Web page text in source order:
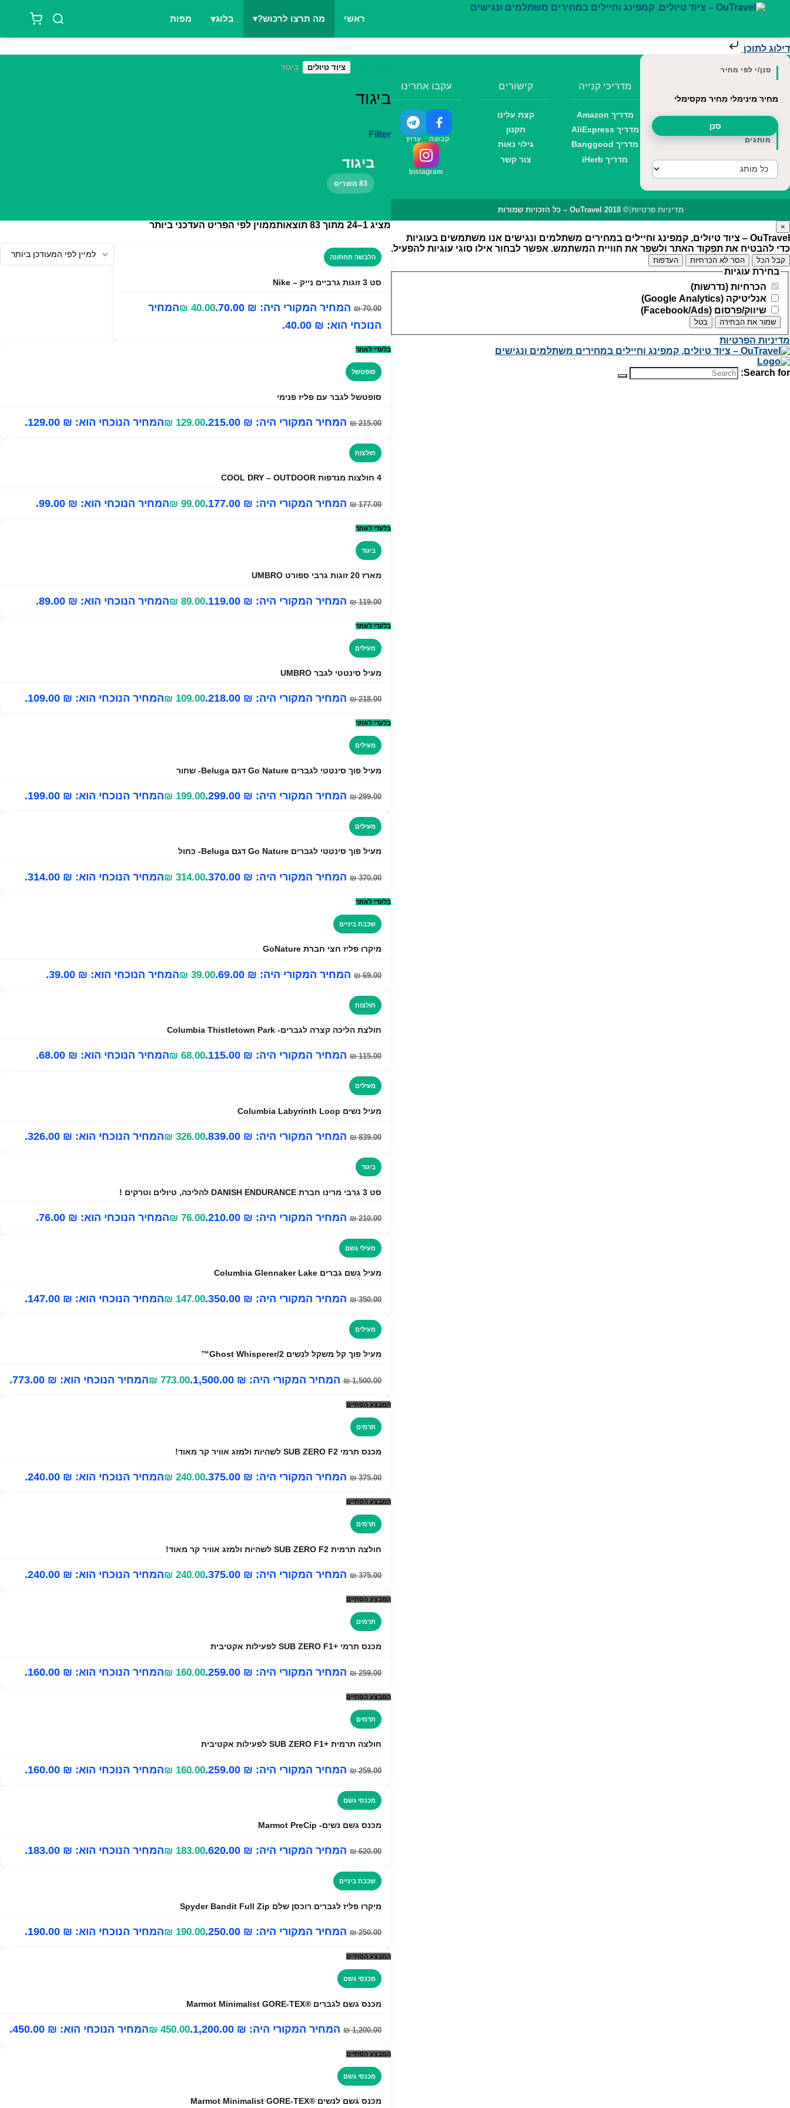
ראשי מה תרצו לרכוש? בלוג מפות
דילוג לתוכן
סנן/י לפי מחיר
מחיר מינימלי מחיר מקסימלי
סנן
מותגים
ציוד טיולים ביגוד
ביגוד
Filter
ביגוד
83 מוצרים
מציג 1–24 מתוך 83 תוצאות ממוין לפי הפריט העדכני ביותר
למיין לפי המעודכן ביותר הלבשה תחתונה
סט 3 זוגות גרביים נייק – Nike
₪70.00 המחיר המקורי היה: ₪ 70.00. ₪ 40.00
המחיר
הנוכחי הוא: ₪ 40.00.
בלעדי לאתר
סופטשל
סופטשל לגבר עם פליז פנימי
₪215.00 המחיר המקורי היה: ₪ 215.00. ₪ 129.00 המחיר הנוכחי הוא: ₪ 129.00.
חולצות
4 חולצות מנדפות COOL DRY – OUTDOOR
₪177.00 המחיר המקורי היה: ₪ 177.00. ₪ 99.00 המחיר הנוכחי הוא: ₪ 99.00.
בלעדי לאתר
ביגוד
מארז 20 זוגות גרבי ספורט UMBRO
₪119.00 המחיר המקורי היה: ₪ 119.00. ₪ 89.00 המחיר הנוכחי הוא: ₪ 89.00.
בלעדי לאתר
מעילים
מעיל סינטטי לגבר UMBRO
₪218.00 המחיר המקורי היה: ₪ 218.00. ₪ 109.00 המחיר הנוכחי הוא: ₪ 109.00.
בלעדי לאתר
מעילים
מעיל פוך סינטטי לגברים Go Nature דגם Beluga- שחור
₪299.00 המחיר המקורי היה: ₪ 299.00. ₪ 199.00 המחיר הנוכחי הוא: ₪ 199.00.
מעילים
מעיל פוך סינטטי לגברים Go Nature דגם Beluga- כחול
₪370.00 המחיר המקורי היה: ₪ 370.00. ₪ 314.00 המחיר הנוכחי הוא: ₪ 314.00.
בלעדי לאתר
שכבת ביניים
מיקרו פליז חצי חברת GoNature
₪69.00 המחיר המקורי היה: ₪ 69.00. ₪ 39.00 המחיר הנוכחי הוא: ₪ 39.00.
חולצות
חולצת הליכה קצרה לגברים- Columbia Thistletown Park
₪115.00 המחיר המקורי היה: ₪ 115.00. ₪ 68.00 המחיר הנוכחי הוא: ₪ 68.00.
מעילים
מעיל נשים Columbia Labyrinth Loop
₪839.00 המחיר המקורי היה: ₪ 839.00. ₪ 326.00 המחיר הנוכחי הוא: ₪ 326.00.
ביגוד
סט 3 גרבי מרינו חברת DANISH ENDURANCE להליכה, טיולים וטרקים !
₪210.00 המחיר המקורי היה: ₪ 210.00. ₪ 76.00 המחיר הנוכחי הוא: ₪ 76.00.
מעילי גשם
מעיל גשם גברים Columbia Glennaker Lake
₪350.00 המחיר המקורי היה: ₪ 350.00. ₪ 147.00 המחיר הנוכחי הוא: ₪ 147.00.
מעילים
מעיל פוך קל משקל לנשים Ghost Whisperer/2™
₪1,500.00 המחיר המקורי היה: ₪ 1,500.00. ₪ 773.00 המחיר הנוכחי הוא: ₪ 773.00.
המבצע הסתיים
תרמים
מכנס תרמי SUB ZERO F2 לשהיות ולמזג אוויר קר מאוד!
₪375.00 המחיר המקורי היה: ₪ 375.00. ₪ 240.00 המחיר הנוכחי הוא: ₪ 240.00.
המבצע הסתיים
תרמים
חולצה תרמית SUB ZERO F2 לשהיות ולמזג אוויר קר מאוד!
₪375.00 המחיר המקורי היה: ₪ 375.00. ₪ 240.00 המחיר הנוכחי הוא: ₪ 240.00.
המבצע הסתיים
תרמים
מכנס תרמי +SUB ZERO F1 לפעילות אקטיבית
₪259.00 המחיר המקורי היה: ₪ 259.00. ₪ 160.00 המחיר הנוכחי הוא: ₪ 160.00.
המבצע הסתיים
תרמים
חולצה תרמית +SUB ZERO F1 לפעילות אקטיבית
₪259.00 המחיר המקורי היה: ₪ 259.00. ₪ 160.00 המחיר הנוכחי הוא: ₪ 160.00.
מכנסי גשם
מכנס גשם נשים- Marmot PreCip
₪620.00 המחיר המקורי היה: ₪ 620.00. ₪ 183.00 המחיר הנוכחי הוא: ₪ 183.00.
שכבת ביניים
מיקרו פליז לגברים רוכסן שלם Spyder Bandit Full Zip
₪250.00 המחיר המקורי היה: ₪ 250.00. ₪ 190.00 המחיר הנוכחי הוא: ₪ 190.00.
המבצע הסתיים
מכנסי גשם
מכנס גשם לגברים ®Marmot Minimalist GORE-TEX
₪1,200.00 המחיר המקורי היה: ₪ 1,200.00. ₪ 450.00 המחיר הנוכחי הוא: ₪ 450.00.
המבצע הסתיים
מכנסי גשם
מכנס גשם לנשים ®Marmot Minimalist GORE-TEX
מדריכי קנייה
מדריך Amazon
מדריך AliExpress
מדריך Banggood
מדריך iHerb
קישורים
קצת עלינו
תקנון
גילוי נאות
צור קשר
עקבו אחרינו
קבוצה ערוץ
Instagram
מדיניות פרטיות |© OuTravel 2018 – כל הזכויות שמורות
×
OuTravel – ציוד טיולים, קמפינג וחיילים במחירים משתלמים ונגישים
אנו משתמשים בעוגיות
כדי להבטיח את תפקוד האתר ולשפר את חוויית המשתמש. אפשר לבחור אילו סוגי עוגיות להפעיל.
קבל הכל הסר לא הכרחיות העדפות
בחירת עוגיות
הכרחיות (נדרשות)
אנליטיקה (Google Analytics)
שיווק/פרסום (Facebook/Ads)
שמור את הבחירה בטל
מדיניות הפרטיות
Search for: